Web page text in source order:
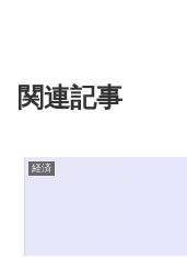
関連記事
経済